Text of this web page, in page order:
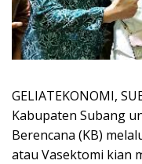
GELIATEKONOMI,
Kabupaten Subang
Berencana (KB)
atau Vasektomi kian